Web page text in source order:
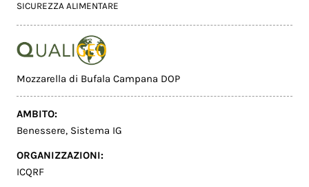
SICUREZZA ALIMENTARE
Mozzarella di Bufala Campana DOP
AMBITO:
Benessere, Sistema IG
ORGANIZZAZIONI:
ICQRF